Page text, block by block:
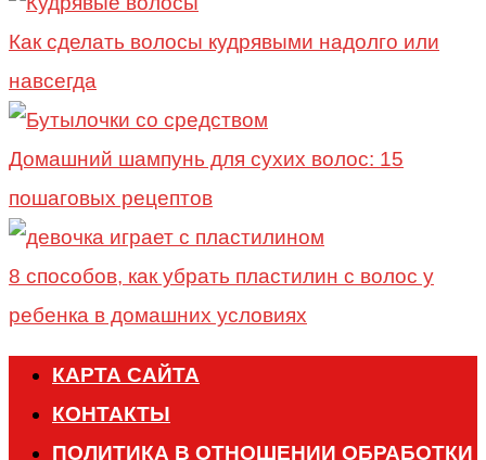
Как сделать волосы кудрявыми надолго или
навсегда
Домашний шампунь для сухих волос: 15
пошаговых рецептов
8 способов, как убрать пластилин с волос у
ребенка в домашних условиях
КАРТА САЙТА
КОНТАКТЫ
ПОЛИТИКА В ОТНОШЕНИИ ОБРАБОТКИ